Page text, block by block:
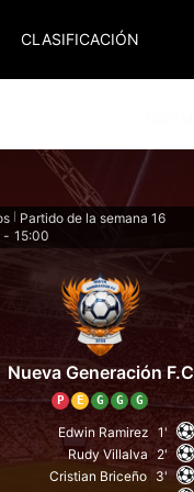
CLASIFICACIÓN
Partido de la semana 16
- 15:00
Nueva Generación F.C
P E G G G
Edwin Ramirez 1'
Rudy Villalva
2'
Cristian Briceño 3'